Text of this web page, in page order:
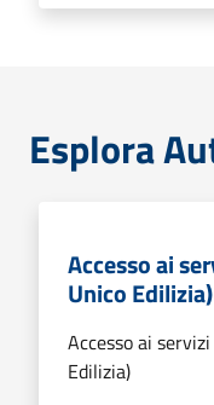
Esplora
Accesso ai
Unico Edilizia)
Accesso ai
Edilizia)